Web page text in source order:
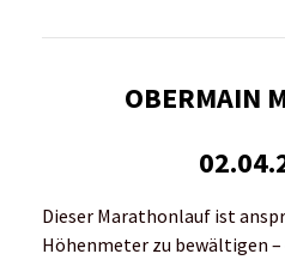
OBERMAIN
Dieser Marathonlauf ist
Höhenmeter zu bewältigen –